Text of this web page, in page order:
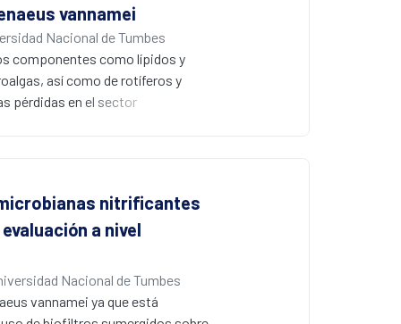
vannamei
Nacional de Tumbes
componentes como lípidos y
así como de rotíferos y
pérdidas en el sector
al cultivo de
PGM ion Torrent, proteómico y
de producción del ciclo
(Th-Cp). Los
al control ThC, además la
58.5% en tanques alimentados
en el consorcio como
de microalgas y por ende al
nitrificantes
a nivel
Nacional de Tumbes
vannamei ya que está